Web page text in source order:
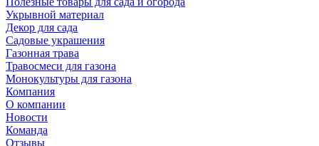
Укрывной материал
Декор для сада
Садовые украшения
Газонная трава
Травосмеси для газона
Монокультуры для газона
Компания
О компании
Новости
Команда
Отзывы